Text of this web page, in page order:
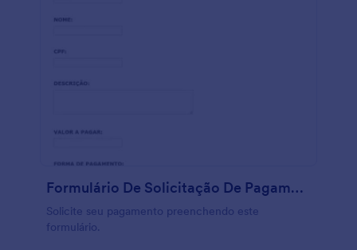
Formulário De Solicitação De Pagamento
Solicite seu pagamento preenchendo este
formulário.